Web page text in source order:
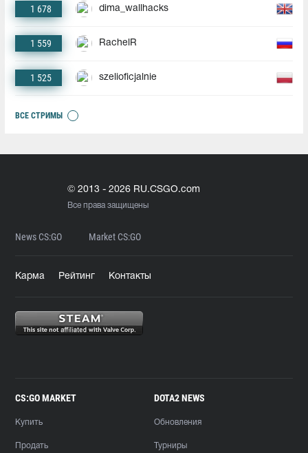
1 678 dima_wallhacks
1 559 RachelR
1 525 szelioficjalnie
ВСЕ СТРИМЫ
© 2013 - 2026 RU.CSGO.com
Все права защищены
News CS:GO Market CS:GO
Карма Рейтинг Контакты
CS:GO MARKET
Купить
Продать
DOTA2 NEWS
Обновления
Турниры